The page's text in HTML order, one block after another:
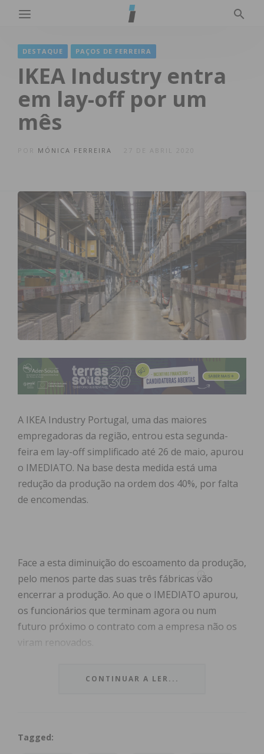
DESTAQUE PAÇOS DE FERREIRA
IKEA Industry entra
em lay-off por um
mês
MÓNICA FERREIRA 27 DE ABRIL 2020
A IKEA Industry Portugal, uma das maiores
empregadoras da região, entrou esta segunda-
feira em lay-off simplificado até 26 de maio, apurou
o IMEDIATO. Na base desta medida está uma
redução da produção na ordem dos 40%, por falta
de encomendas.
Face a esta diminuição do escoamento da produção,
pelo menos parte das suas três fábricas vão
encerrar a produção. Ao que o IMEDIATO apurou,
os funcionários que terminam agora ou num
futuro próximo o contrato com a empresa não os
viram renovados.
A empresa já tinha suspendido periodicamente a
à América do Norte.
CONTINUAR A LER...
Tagged: